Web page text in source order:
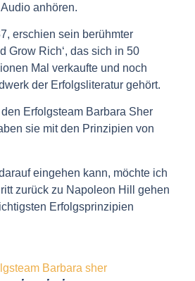
anhören.
erschien sein berühmter
Grow Rich‘, das sich in 50
Mal verkaufte und noch
der Erfolgsliteratur gehört.
Erfolgsteam Barbara Sher
sie mit den Prinzipien von
eingehen kann, möchte ich
zurück zu Napoleon Hill gehen
Erfolgsprinzipien